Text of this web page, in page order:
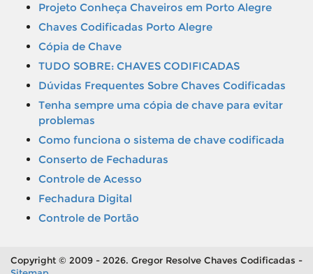
Projeto Conheça Chaveiros em Porto Alegre
Chaves Codificadas Porto Alegre
Cópia de Chave
TUDO SOBRE: CHAVES CODIFICADAS
Dúvidas Frequentes Sobre Chaves Codificadas
Tenha sempre uma cópia de chave para evitar
problemas
Como funciona o sistema de chave codificada
Conserto de Fechaduras
Controle de Acesso
Fechadura Digital
Controle de Portão
Copyright © 2009 - 2026. Gregor Resolve Chaves Codificadas -